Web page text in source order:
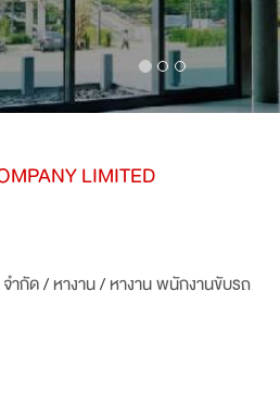
LIMITED
ำกัด/หางาน/หางาน พนักงานขับรถ